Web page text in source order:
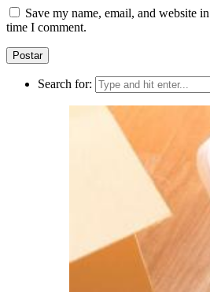
Save my name, email, and website
time I comment.
Search for: